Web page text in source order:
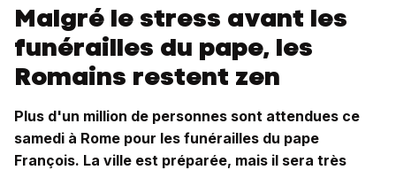
Malgré le stress avant les
funérailles du pape, les
Romains restent zen
Plus d'un million de personnes sont attendues ce
samedi à Rome pour les funérailles du pape
François. La ville est préparée, mais il sera très